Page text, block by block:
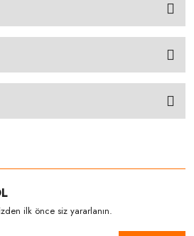
ilk önce siz yararlanın.